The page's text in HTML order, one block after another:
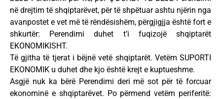
në drejtim të shqiptarëvet, për të shpëtuar ashtu njërin nga
avanpostet e vet më të rëndësishëm, përgjigjja është fort e
shkurtër: Perendimi duhet t’i fuqizojë shqiptarët
EKONOMIKISHT.
Të gjitha të tjerat i bëjnë vetë shqiptarët. Vetëm SUPORTI
EKONOMIK u duhet dhe kjo është krejt e kuptueshme.
Asgjë nuk ka bërë Perendimi deri më sot për të forcuar
ekonominë e shqiptarëvet. Po përmend vetëm periferitë: